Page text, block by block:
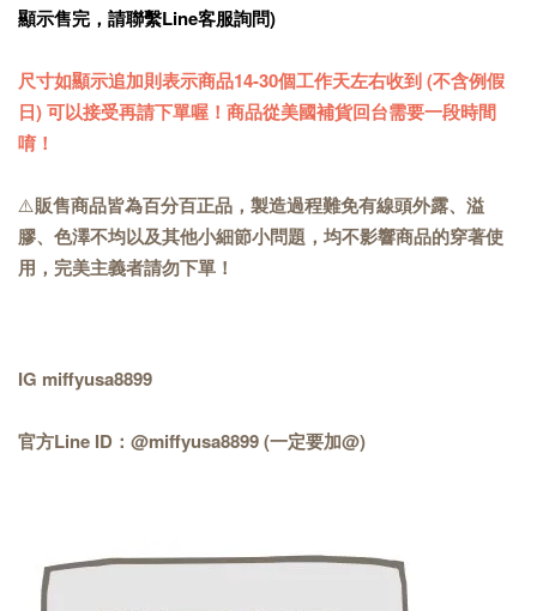
顯示售完，請聯繫Line客服詢問)
尺寸如顯示追加則表示商品14-30個工作天左右收到 (不含例假
日) 可以接受再請下單喔！商品從美國補貨回台需要一段時間
唷！
⚠️販售商品皆為百分百正品，製造過程難免有線頭外露、溢
膠、色澤不均以及其他小細節小問題，均不影響商品的穿著使
用，完美主義者請勿下單！
IG miffyusa8899
官方Line ID：@miffyusa8899 (一定要加@)